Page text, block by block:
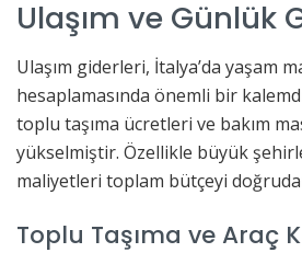
Ulaşım ve Günlük
Ulaşım giderleri, İtalya’da yaşam
hesaplamasında önemli bir
toplu taşıma ücretleri ve bakım
yükselmiştir. Özellikle büyük
maliyetleri toplam bütçeyi
Toplu Taşıma ve Araç